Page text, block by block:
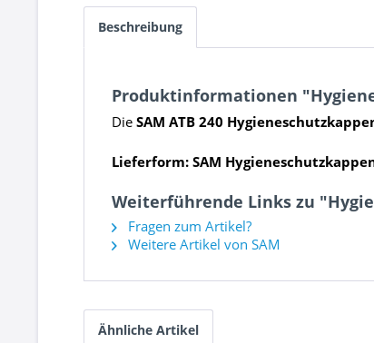
Beschreibung
Produktinformationen
Die SAM ATB 240
Lieferform: SAM
Weiterführende Links zu
Fragen zum Artikel?
Weitere Artikel von SAM
Ähnliche Artikel